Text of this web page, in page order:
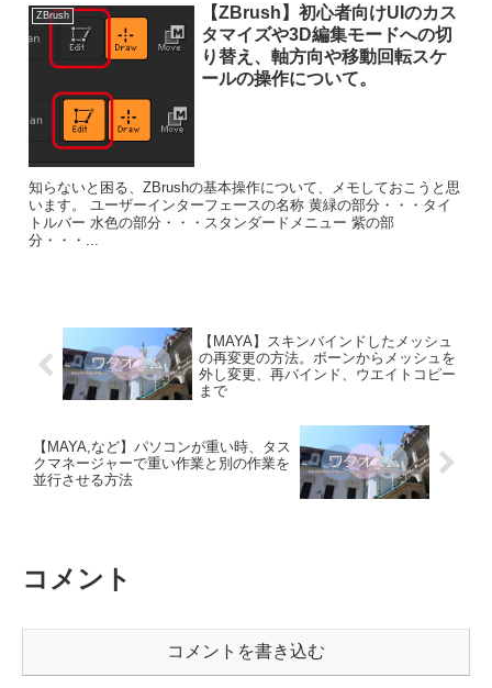
ZBrush
【ZBrush】初心者向けUIのカス
タマイズや3D編集モードへの切
り替え、軸方向や移動回転スケ
ールの操作について。
知らないと困る、ZBrushの基本操作について、メモしておこうと思
います。 ユーザーインターフェースの名称 黄緑の部分・・・タイ
トルバー 水色の部分・・・スタンダードメニュー 紫の部
分・・・...
【MAYA】スキンバインドしたメッシュ
の再変更の方法。ボーンからメッシュを
外し変更、再バインド、ウエイトコピー
まで
【MAYA,など】パソコンが重い時、タス
クマネージャーで重い作業と別の作業を
並行させる方法
コメント
コメントを書き込む